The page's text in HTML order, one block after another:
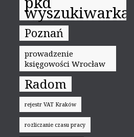
wyszukiwarka
Poznań
prowadzenie
księgowości Wrocław
Radom
rejestr VAT Kraków
rozliczanie czasu pracy